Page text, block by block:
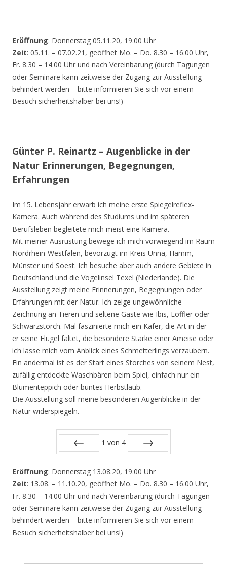
Eröffnung: Donnerstag 05.11.20, 19.00 Uhr
Zeit: 05.11. – 07.02.21, geöffnet Mo. – Do. 8.30 – 16.00 Uhr,
Fr. 8.30 – 14.00 Uhr und nach Vereinbarung (durch Tagungen
oder Seminare kann zeitweise der Zugang zur Ausstellung
behindert werden – bitte informieren Sie sich vor einem
Besuch sicherheitshalber bei uns!)
Günter P. Reinartz – Augenblicke in der
Natur Erinnerungen, Begegnungen,
Erfahrungen
Im 15. Lebensjahr erwarb ich meine erste Spiegelreflex-
Kamera. Auch während des Studiums und im späteren
Berufsleben begleitete mich meist eine Kamera.
Mit meiner Ausrüstung bewege ich mich vorwiegend im Raum
Nordrhein-Westfalen, bevorzugt im Kreis Unna, Hamm,
Münster und Soest. Ich besuche aber auch andere Gebiete in
Deutschland und die Vogelinsel Texel (Niederlande). Die
Ausstellung zeigt meine Erinnerungen, Begegnungen oder
Erfahrungen mit der Natur. Ich zeige ungewöhnliche
Zeichnung an Tieren und seltene Gäste wie Ibis, Löffler oder
Schwarzstorch. Mal faszinierte mich ein Käfer, die Art in der
er seine Flügel faltet, die besondere Stärke einer Ameise oder
ich lasse mich vom Anblick eines Schmetterlings verzaubern.
Ein andermal ist es der Start eines Storches von seinem Nest,
zufällig entdeckte Waschbären beim Spiel, einfach nur ein
Blumenteppich oder buntes Herbstlaub.
Die Ausstellung soll meine besonderen Augenblicke in der
Natur widerspiegeln.
1 von 4
Eröffnung: Donnerstag 13.08.20, 19.00 Uhr
Zeit: 13.08. – 11.10.20, geöffnet Mo. – Do. 8.30 – 16.00 Uhr,
Fr. 8.30 – 14.00 Uhr und nach Vereinbarung (durch Tagungen
oder Seminare kann zeitweise der Zugang zur Ausstellung
behindert werden – bitte informieren Sie sich vor einem
Besuch sicherheitshalber bei uns!)